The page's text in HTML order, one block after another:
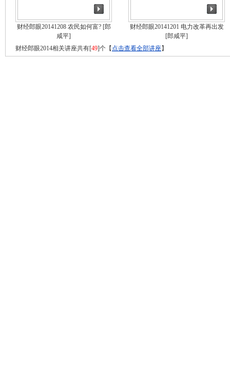
财经郎眼20141208 农民如何富?[郎
咸平]
财经郎眼20141201 电力改革再出发
[郎咸平]
财经郎眼2014相关讲座共有[49]个【 点击查看全部讲座】